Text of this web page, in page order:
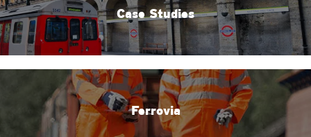
Case Studies
Ferrovia